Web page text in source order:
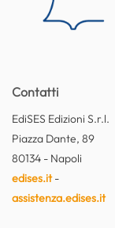
Contatti
EdiSES Edizioni S.r.l.
Piazza Dante, 89
80134 - Napoli
edises.it-
assistenza.edises.it